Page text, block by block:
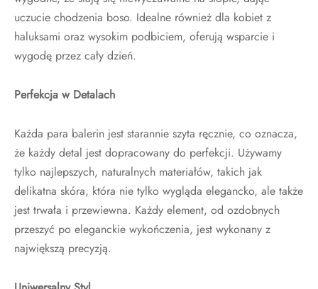
uczucie chodzenia boso. Idealne również dla kobiet z
haluksami oraz wysokim podbiciem, oferują wsparcie i
wygodę przez cały dzień.
Perfekcja w Detalach
Każda para balerin jest starannie szyta ręcznie, co oznacza,
że każdy detal jest dopracowany do perfekcji. Używamy
tylko najlepszych, naturalnych materiałów, takich jak
delikatna skóra, która nie tylko wygląda elegancko, ale także
jest trwała i przewiewna. Każdy element, od ozdobnych
przeszyć po eleganckie wykończenia, jest wykonany z
największą precyzją.